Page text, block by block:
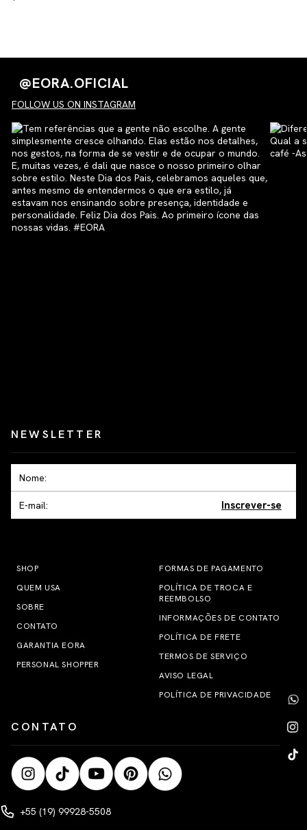
@EORA.OFICIAL
FOLLOW US ON INSTAGRAM
NEWSLETTER
Inscrever-se
SHOP
QUEM USA
SOBRE
CONTATO
GARANTIA EORA
PERSONAL SHOPPER
FORMAS DE PAGAMENTO
POLÍTICA DE TROCA E
REEMBOLSO
INFORMAÇÕES DE CONTATO
POLÍTICA DE FRETE
TERMOS DE SERVIÇO
AVISO LEGAL
POLÍTICA DE PRIVACIDADE
CONTATO
+55 (19) 99928-5508